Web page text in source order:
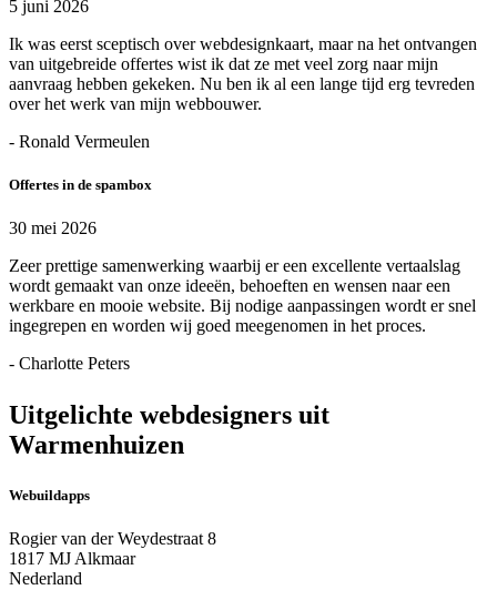
5 juni 2026
Ik was eerst sceptisch over webdesignkaart, maar na het ontvangen
van uitgebreide offertes wist ik dat ze met veel zorg naar mijn
aanvraag hebben gekeken. Nu ben ik al een lange tijd erg tevreden
over het werk van mijn webbouwer.
- Ronald Vermeulen
Offertes in de spambox
30 mei 2026
Zeer prettige samenwerking waarbij er een excellente vertaalslag
wordt gemaakt van onze ideeën, behoeften en wensen naar een
werkbare en mooie website. Bij nodige aanpassingen wordt er snel
ingegrepen en worden wij goed meegenomen in het proces.
- Charlotte Peters
Uitgelichte webdesigners uit
Warmenhuizen
Webuildapps
Rogier van der Weydestraat 8
1817 MJ Alkmaar
Nederland